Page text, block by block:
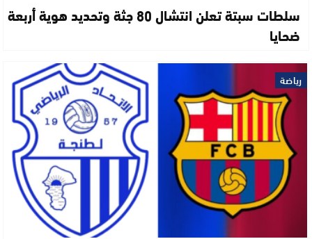
سلطات سبتة تعلن انتشال 80 جثة وتحديد هوية أربعة
ضحايا
رياضة